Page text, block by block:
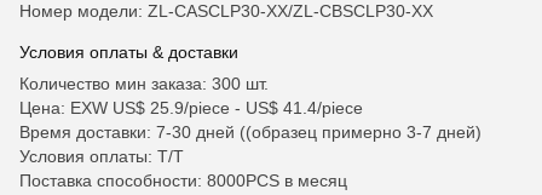
Номер модели: ZL-CASCLP30-XX/ZL-CBSCLP30-XX
Условия оплаты & доставки
Количество мин заказа: 300 шт.
Цена: EXW US$ 25.9/piece - US$ 41.4/piece
Время доставки: 7-30 дней ((образец примерно 3-7 дней)
Условия оплаты: T/T
Поставка способности: 8000PCS в месяц